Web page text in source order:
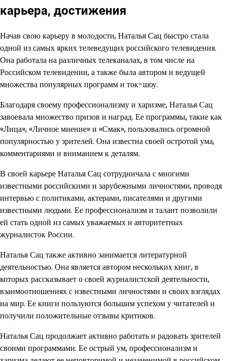
карьера, достижения
Начав свою карьеру в молодости, Наталья Сац быстро стала
одной из самых ярких телеведущих российского телевидения.
Она работала на различных телеканалах, в том числе на
Российском телевидении, а также была автором и ведущей
множества популярных программ и ток-шоу.
Благодаря своему профессионализму и харизме, Наталья Сац
завоевала множество призов и наград. Ее программы, такие как
«Лица», «Личное мнение» и «Смак», пользовались огромной
популярностью у зрителей. Она известна своей остротой ума,
комментариями и вниманием к деталям.
В своей карьере Наталья Сац сотрудничала с многими
известными российскими и зарубежными личностями, проводя
интервью с политиками, актерами, писателями и другими
известными людьми. Ее профессионализм и талант позволили
ей стать одной из самых уважаемых и авторитетных
журналисток России.
Наталья Сац также активно занимается литературной
деятельностью. Она является автором нескольких книг, в
которых рассказывает о своей журналистской деятельности,
взаимоотношениях с известными личностями и своих взглядах
на мир. Ее книги пользуются большим успехом у читателей и
получили положительные отзывы критиков.
Наталья Сац продолжает активно работать и радовать зрителей
своими программами. Ее острый ум, профессионализм и